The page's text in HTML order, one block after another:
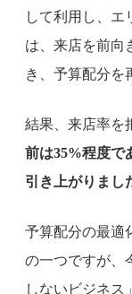
して利用し、エ
は、来店を前向
き、予算配分を
結果、来店率を
前は35%程度で
引き上がりまし
予算配分の最適
の一つですが、
しないビジネス